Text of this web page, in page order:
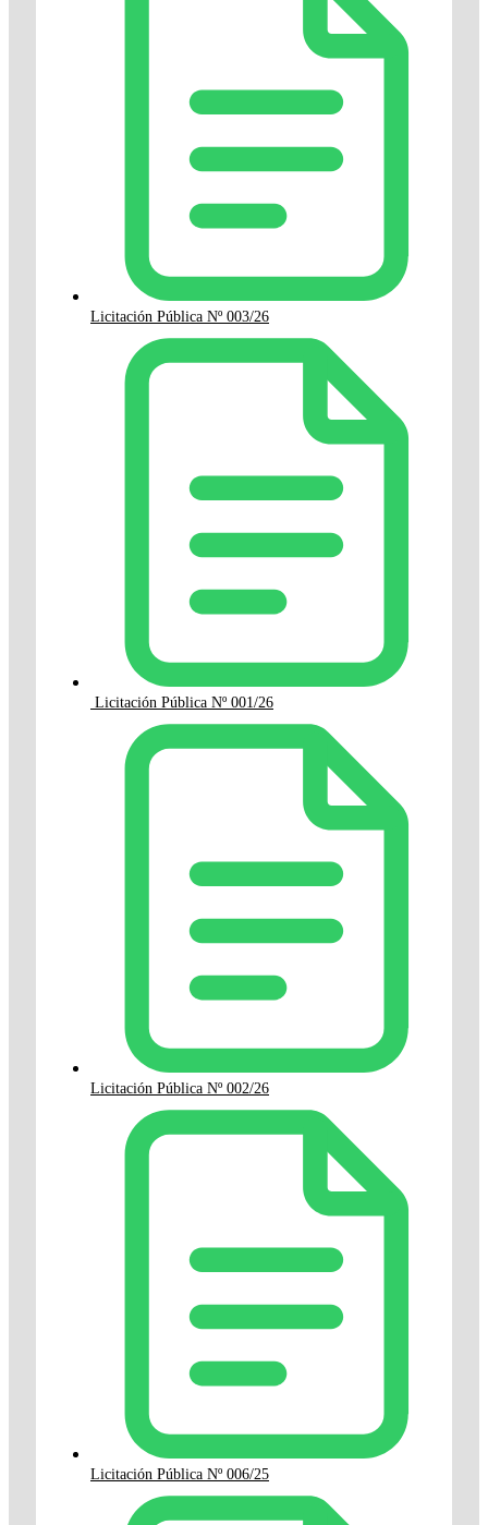
Licitación Pública Nº 003/26
Licitación Pública Nº 001/26
Licitación Pública Nº 002/26
Licitación Pública Nº 006/25